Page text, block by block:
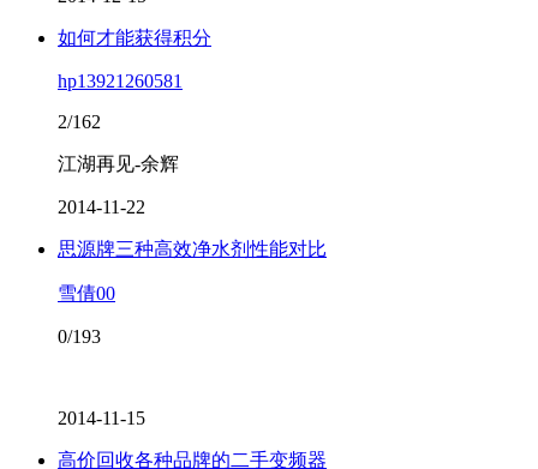
如何才能获得积分
hp13921260581
2/162
江湖再见-余辉
2014-11-22
思源牌三种高效净水剂性能对比
雪倩00
0/193
2014-11-15
高价回收各种品牌的二手变频器